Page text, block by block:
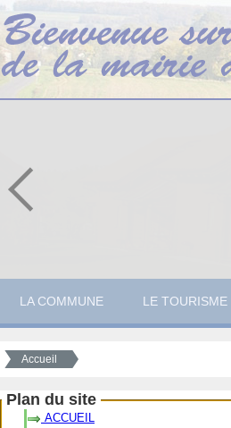
LA COMMUNE LE TOURISME
Accueil
Plan du site
ACCUEIL